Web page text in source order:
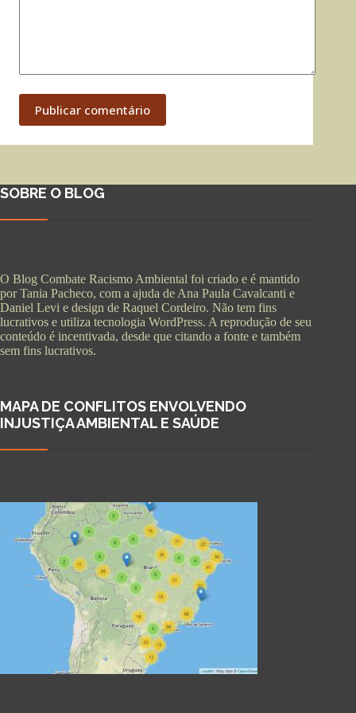
Publicar comentário
SOBRE O BLOG
O Blog Combate Racismo Ambiental foi criado e é mantido
por Tania Pacheco, com a ajuda de Ana Paula Cavalcanti e
Daniel Levi e design de Raquel Cordeiro. Não tem fins
lucrativos e utiliza tecnologia WordPress. A reprodução de seu
conteúdo é incentivada, desde que citando a fonte e também
sem fins lucrativos.
MAPA DE CONFLITOS ENVOLVENDO
INJUSTIÇA AMBIENTAL E SAÚDE